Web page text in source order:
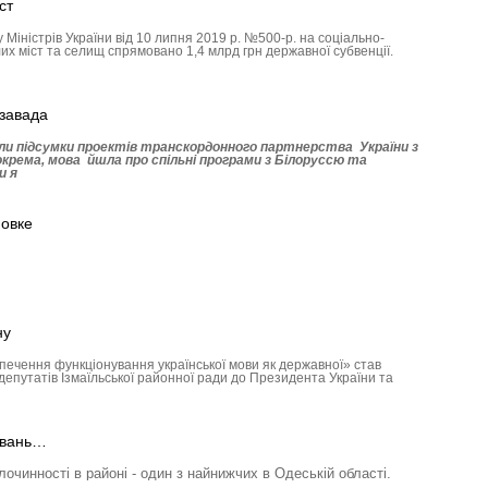
України від 10 липня 2019 р. №500-р. на соціально-
міст та селищ спрямовано 1,4 млрд грн державної субвенції.
підсумки проектів транскордонного партнерства України з
мова йшла про спільні програми з Білоруссю та
я
функціонування української мови як державної» став
Ізмаїльської районної ради до Президента України та
в районі - один з найнижчих в Одеській області.